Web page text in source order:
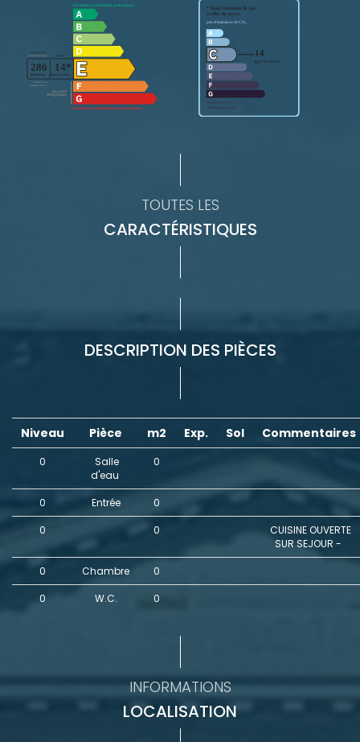
TOUTES LES
CARACTÉRISTIQUES
DESCRIPTION DES PIÈCES
Niveau Pièce m2 Exp. Sol Commentaires
0
Salle
d'eau
0
0 Entrée
0
0
0
CUISINE OUVERTE
SUR SEJOUR -
0
Chambre
0
0
W.C. 0
INFORMATIONS
LOCALISATION